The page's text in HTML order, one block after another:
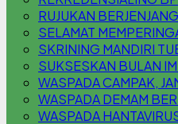
RUJUKAN BERJENJANG
SELAMAT
SKRINING MANDIRI
SUKSESKAN BULAN
WASPADA CAMPAK,
WASPADA DEMAM
WASPADA